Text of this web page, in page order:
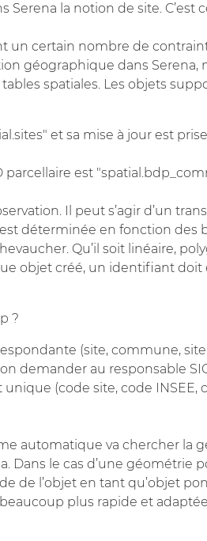
Serena la notion de site. C’est
un certain nombre de
géographique dans Serena,
spatiales. Les objets
et sa mise à jour est
est
Il peut s’agir d’un
déterminée en fonction des
Qu’il soit linéaire,
objet créé, un identifiant doit
?
(site, commune, site
demander au responsable
(code site, code INSEE,
automatique va chercher la
Dans le cas d’une géométrie
de l’objet en tant qu’objet
plus rapide et